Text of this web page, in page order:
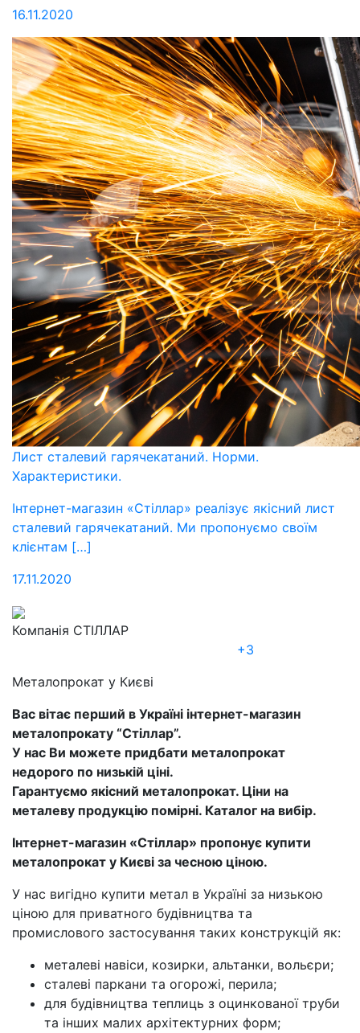
16.11.2020
Лист сталевий гарячекатаний. Норми.
Характеристики.
Інтернет-магазин «Стіллар» реалізує якісний лист
сталевий гарячекатаний. Ми пропонуємо своїм
клієнтам […]
17.11.2020
Компанія СТІЛЛАР
+3
Металопрокат у Києві
Вас вітає перший в Україні інтернет-магазин
металопрокату “Стіллар”.
У нас Ви можете придбати металопрокат
недорого по низькій ціні.
Гарантуємо якісний металопрокат. Ціни на
металеву продукцію помірні. Каталог на вибір.
Інтернет-магазин «Стіллар» пропонує купити
металопрокат у Києві за чесною ціною.
У нас вигідно купити метал в Україні за низькою
ціною для приватного будівництва та
промислового застосування таких конструкцій як:
металеві навіси, козирки, альтанки, вольєри;
сталеві паркани та огорожі, перила;
для будівництва теплиць з оцинкованої труби
та інших малих архітектурних форм;